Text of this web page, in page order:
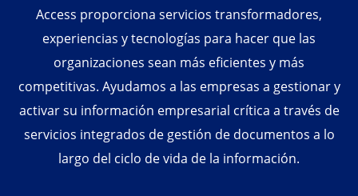
Access proporciona servicios transformadores,
experiencias y tecnologías para hacer que las
organizaciones sean más eficientes y más
competitivas. Ayudamos a las empresas a gestionar y
activar su información empresarial crítica a través de
servicios integrados de gestión de documentos a lo
largo del ciclo de vida de la información.